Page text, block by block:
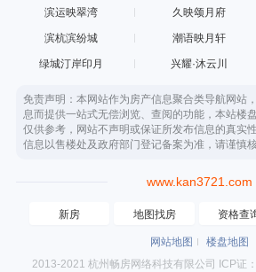
滨运映翠湾 久映颂月府
滨杭滨纷城 潮语映月轩
绿城汀岸印月 兴耀·沐云川
免责声明：本网站作为房产信息聚合类导航网站
息而提供一站式无偿浏览、查阅的功能，本站楼
仅供参考，网站不声明或保证所发布信息的真实
信息以售楼处及政府部门登记备案为准，请谨慎核
www.kan3721.com
新房 地图找房 资格查
网站地图
楼盘地图
2013-2021 杭州畅房网络科技有限公司 ICP证